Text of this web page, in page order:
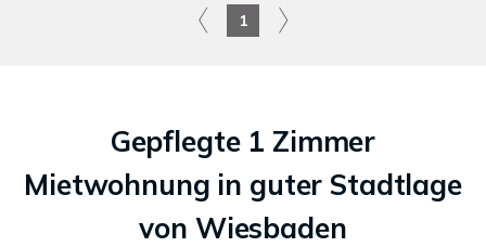
1
Gepflegte 1 Zimmer
Mietwohnung in guter Stadtlage
von Wiesbaden